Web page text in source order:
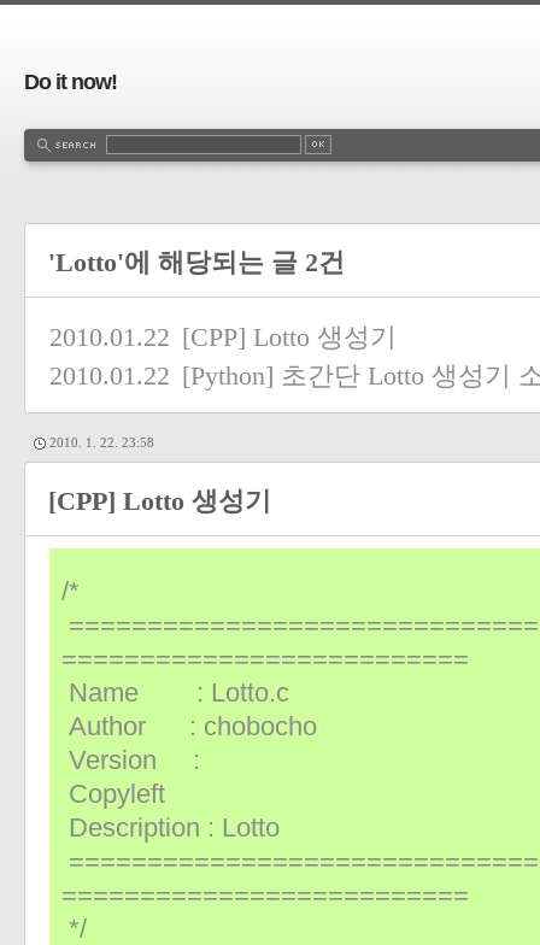
Do it now!
'Lotto'에 해당되는 글 2건
2010.01.22 [CPP] Lotto 생성기
2010.01.22 [Python] 초간단 Lotto 생성기
2010. 1. 22. 23:58
[CPP] Lotto 생성기
/*
==========================
Name : Lotto.c
Author : chobocho
Version :
Copyleft
Description : Lotto
==========================
*/